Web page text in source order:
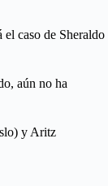
el caso de Sheraldo
aún no ha
y Aritz